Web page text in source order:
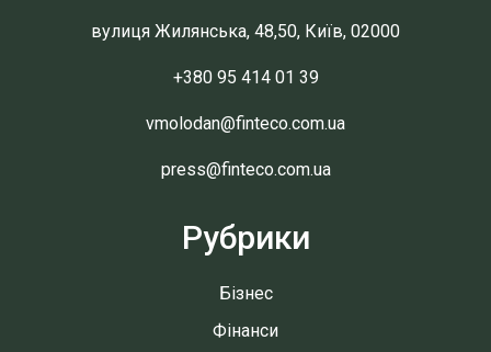
вулиця Жилянська, 48,50, Київ, 02000
+380 95 414 01 39
vmolodan@finteco.com.ua
press@finteco.com.ua
Рубрики
Бізнес
Фінанси